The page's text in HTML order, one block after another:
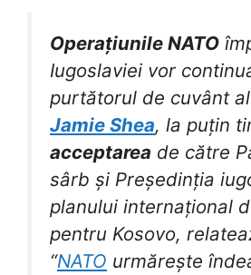
Operațiunile NATO
Iugoslaviei vor
purtătorul de cuvânt
Jamie Shea, la puțin
acceptarea de către
sârb și Președinția
planului internațional
pentru Kosovo,
“NATO urmărește